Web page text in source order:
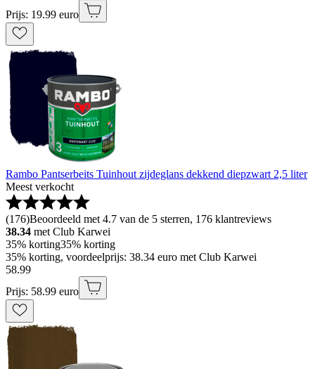
Prijs: 19.99 euro
Rambo Pantserbeits Tuinhout zijdeglans dekkend diepzwart 2,5 liter
Meest verkocht
(176)Beoordeeld met 4.7 van de 5 sterren, 176 klantreviews
38.34 met Club Karwei
35% korting35% korting
35% korting, voordeelprijs: 38.34 euro met Club Karwei
58.99
Prijs: 58.99 euro